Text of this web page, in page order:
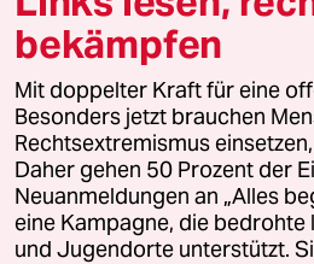
Aktuelles
Hausblog
Die Seitenwende
Stellen
bekämpfen
Mit doppelter Kraft für eine
Besonders jetzt brauchen
Rechtsextremismus
Daher gehen 50 Prozent der
Neuanmeldungen an „Alles
eine Kampagne, die bedrohte
und Jugendorte unterstützt.